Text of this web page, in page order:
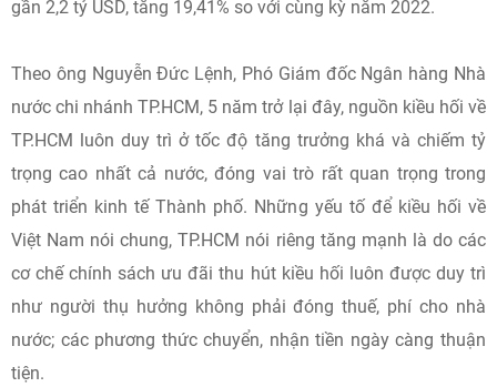
gần 2,2 tỷ USD, tăng 19,41% so với cùng kỳ năm 2022.
Theo ông Nguyễn Đức Lệnh, Phó Giám đốc Ngân hàng Nhà
nước chi nhánh TP.HCM, 5 năm trở lại đây, nguồn kiều hối về
TP.HCM luôn duy trì ở tốc độ tăng trưởng khá và chiếm tỷ
trọng cao nhất cả nước, đóng vai trò rất quan trọng trong
phát triển kinh tế Thành phố. Những yếu tố để kiều hối về
Việt Nam nói chung, TP.HCM nói riêng tăng mạnh là do các
cơ chế chính sách ưu đãi thu hút kiều hối luôn được duy trì
như người thụ hưởng không phải đóng thuế, phí cho nhà
nước; các phương thức chuyển, nhận tiền ngày càng thuận
tiện.